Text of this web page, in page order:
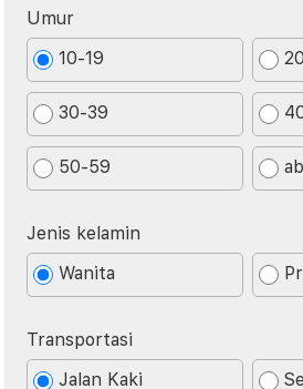
Umur
10-19
30-39
50-59
Jenis kelamin
Wanita
Transportasi
Jalan Kaki